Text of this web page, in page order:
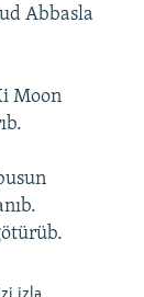
Abbasla
Moon